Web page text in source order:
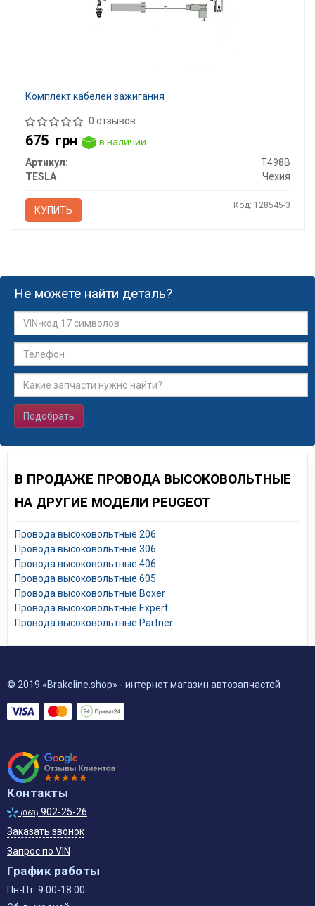
Комплект кабелей зажигания
0 отзывов
675 грн
в наличии
Артикул:
T498B
TESLA
Чехия
КУПИТЬ Код: 128545-3
Не можете найти деталь?
Подобрать
В ПРОДАЖЕ ПРОВОДА ВЫСОКОВОЛЬТНЫЕ
НА ДРУГИЕ МОДЕЛИ PEUGEOT
Провода высоковольтные 206
Провода высоковольтные 306
Провода высоковольтные 406
Провода высоковольтные 605
Провода высоковольтные Boxer
Провода высоковольтные Expert
Провода высоковольтные Partner
© 2019 «Brakeline.shop» - интернет магазин автозапчастей
Контакты
(068) 902-25-26
Заказать звонок
Запрос по VIN
График работы
Пн-Пт: 9:00-18:00